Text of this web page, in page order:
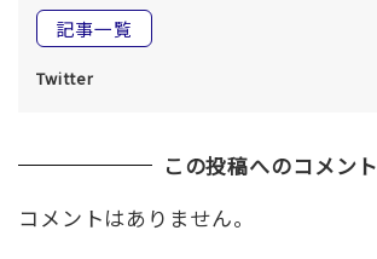
記事一覧
Twitter
この投稿へのコメント
コメントはありません。